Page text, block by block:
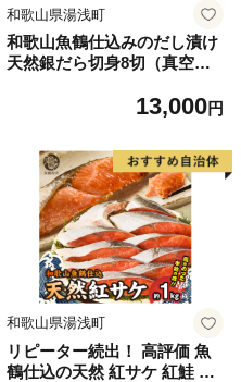
和歌山県湯浅町
和歌山魚鶴仕込みのだし漬け
天然銀だら切身8切（真空パ
製法 良質な脂 ふっくら 柔ら
ぶ だし漬け 煮付け ムニエル
味噌漬け 鍋物 冷凍 湯浅町 送
料無料_G7334
13,000円
和歌山県湯浅町
リピーター続出！ 高評価 魚
鶴仕込の天然 紅サケ 紅鮭 鮭